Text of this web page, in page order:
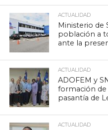
ACTUALIDAD
Ministerio de
población a
ante la
ACTUALIDAD
ADOFEM y
formación de
pasantía de
ACTUALIDAD